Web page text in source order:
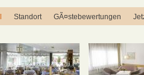
Standort GÃ¤stebewertungen